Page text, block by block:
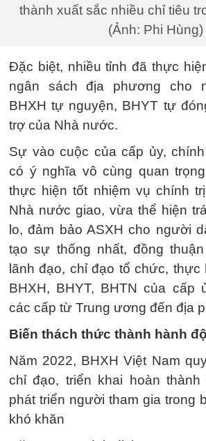
thành xuất sắc nhiều chỉ tiêu
(Ảnh: Phi Hùng)
Đặc biệt, nhiều tỉnh đã thực
ngân sách địa phương cho
BHXH tự nguyện, BHYT tự
trợ của Nhà nước.
Sự vào cuộc của cấp ủy,
có ý nghĩa vô cùng quan
thực hiện tốt nhiệm vụ chính
Nhà nước giao, vừa thể hiện
lo, đảm bảo ASXH cho người
tạo sự thống nhất, đồng
lãnh đạo, chỉ đạo tổ chức, thực
BHXH, BHYT, BHTN của cấp
các cấp từ Trung ương đến địa
Biến thách thức thành hành
Năm 2022, BHXH Việt Nam
chỉ đạo, triển khai hoàn
phát triển người tham gia trong
khó khăn